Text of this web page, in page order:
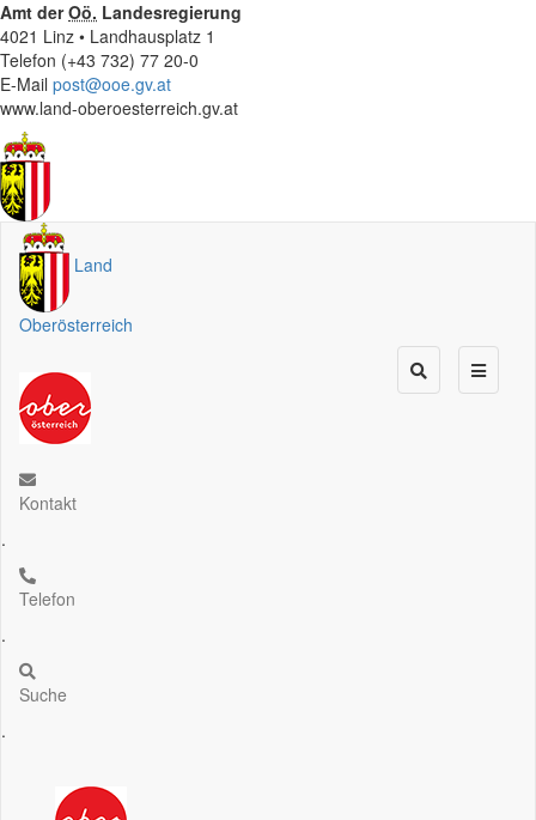
Amt derOö. Landesregierung
4021 Linz • Landhausplatz 1
Telefon (+43 732) 77 20-0
E-Mail post@ooe.gv.at
www.land-oberoesterreich.gv.at
Land
Oberösterreich
Kontakt
.
Telefon
.
Suche
.